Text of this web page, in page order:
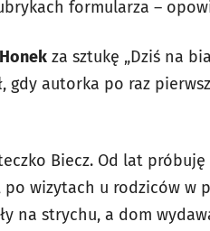
formularza –
za sztukę „Dziś na
gdy autorka po raz
Biecz. Od lat
wizytach u rodziców w
na strychu, a dom